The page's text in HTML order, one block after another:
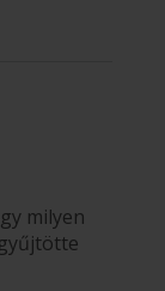
milyen